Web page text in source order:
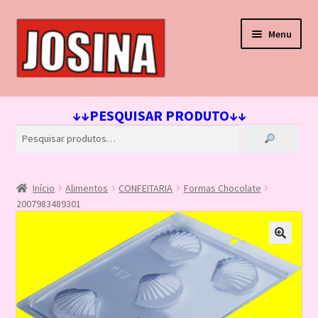
Pular
para
navegação
Pular
para
conteúdo
Menu
Início
Carrinho
Lista de Desejos
↓↓PESQUISAR PRODUTO↓↓
Início Alimentos CONFEITARIA
Formas Chocolate
2007983489301